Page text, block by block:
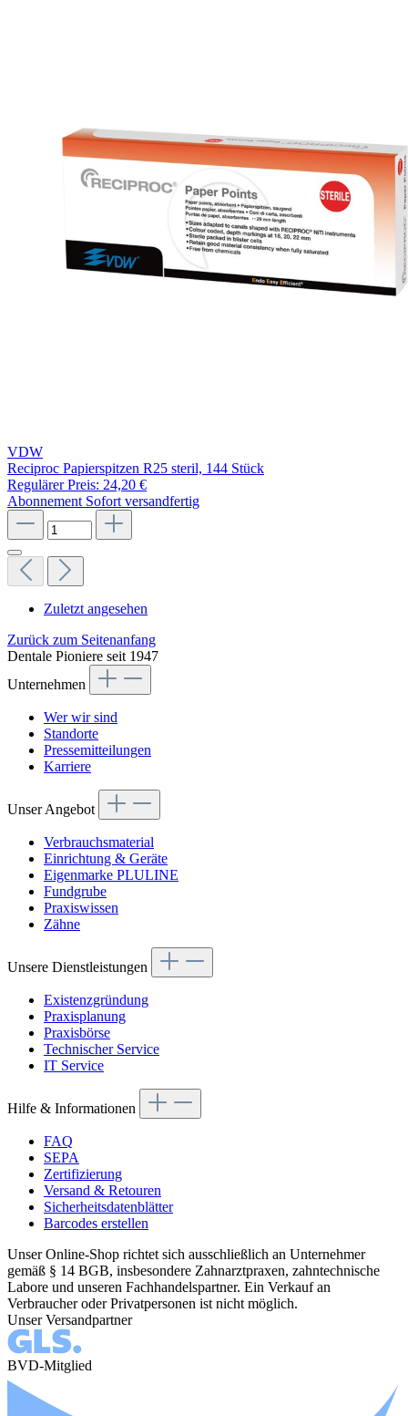
VDW
Reciproc Papierspitzen R25 steril, 144 Stück
Regulärer Preis: 24,20 €
Abonnement Sofort versandfertig
Zuletzt angesehen
Zurück zum Seitenanfang
Dentale Pioniere seit 1947
Unternehmen
Wer wir sind
Standorte
Pressemitteilungen
Karriere
Unser Angebot
Verbrauchsmaterial
Einrichtung & Geräte
Eigenmarke PLULINE
Fundgrube
Praxiswissen
Zähne
Unsere Dienstleistungen
Existenzgründung
Praxisplanung
Praxisbörse
Technischer Service
IT Service
Hilfe & Informationen
FAQ
SEPA
Zertifizierung
Versand & Retouren
Sicherheitsdatenblätter
Barcodes erstellen
Unser Online-Shop richtet sich ausschließlich an Unternehmer
gemäß § 14 BGB, insbesondere Zahnarztpraxen, zahntechnische
Labore und unseren Fachhandelspartner. Ein Verkauf an
Verbraucher oder Privatpersonen ist nicht möglich.
Unser Versandpartner
BVD-Mitglied